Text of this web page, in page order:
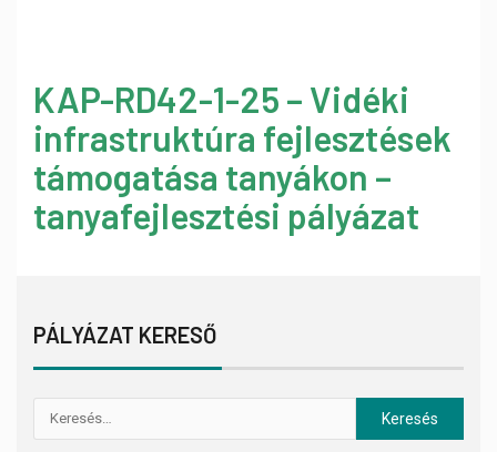
KAP-RD42-1-25 – Vidéki
infrastruktúra fejlesztések
támogatása tanyákon –
tanyafejlesztési pályázat
PÁLYÁZAT KERESŐ